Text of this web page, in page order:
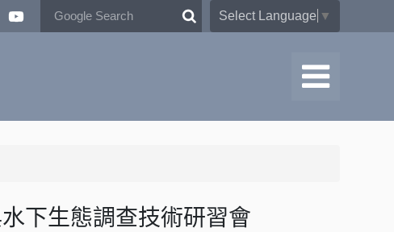
Select Language ▼
下生態調查技術研習會